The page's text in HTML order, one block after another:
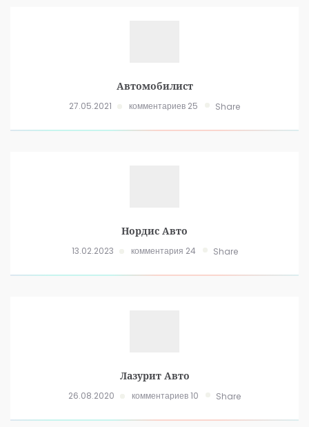
Автомобилист
27.05.2021 комментариев 25 Share
Нордис Авто
13.02.2023 комментария 24 Share
Лазурит Авто
26.08.2020 комментариев 10 Share